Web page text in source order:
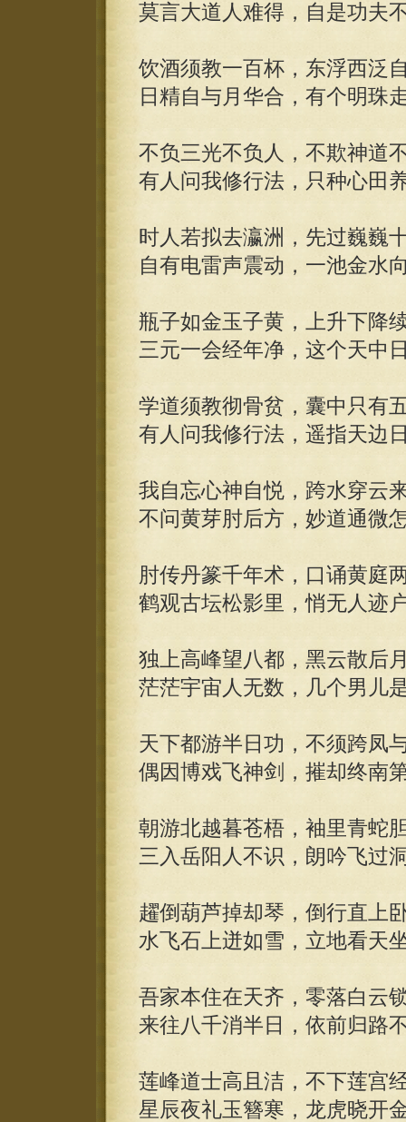
莫言大道人难得，自是功夫
饮酒须教一百杯，东浮西泛
日精自与月华合，有个明珠
不负三光不负人，不欺神道
有人问我修行法，只种心田
时人若拟去瀛洲，先过巍巍
自有电雷声震动，一池金水
瓶子如金玉子黄，上升下降
三元一会经年净，这个天中
学道须教彻骨贫，囊中只有
有人问我修行法，遥指天边
我自忘心神自悦，跨水穿云
不问黄芽肘后方，妙道通微
肘传丹篆千年术，口诵黄庭
鹤观古坛松影里，悄无人迹
独上高峰望八都，黑云散后
茫茫宇宙人无数，几个男儿
天下都游半日功，不须跨凤
偶因博戏飞神剑，摧却终南
朝游北越暮苍梧，袖里青蛇
三入岳阳人不识，朗吟飞过
趯倒葫芦掉却琴，倒行直上
水飞石上迸如雪，立地看天
吾家本住在天齐，零落白云
来往八千消半日，依前归路
莲峰道士高且洁，不下莲宫
星辰夜礼玉簪寒，龙虎晓开